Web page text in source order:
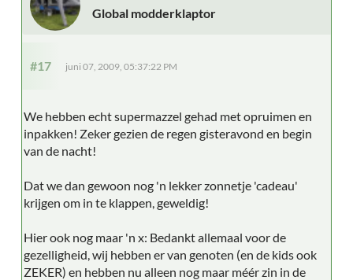
Global modderklaptor
#17 juni 07, 2009, 05:37:22 PM
We hebben echt supermazzel gehad met opruimen en
inpakken! Zeker gezien de regen gisteravond en begin
van de nacht!
Dat we dan gewoon nog 'n lekker zonnetje 'cadeau'
krijgen om in te klappen, geweldig!
Hier ook nog maar 'n x: Bedankt allemaal voor de
gezelligheid, wij hebben er van genoten (en de kids ook
ZEKER) en hebben nu alleen nog maar méér zin in de